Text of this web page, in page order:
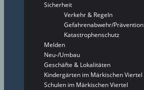
Sicherheit
Verkehr & Regeln
Gefahrenabwehr/Prävention
Katastrophenschutz
Melden
Neu-/Umbau
Geschäfte & Lokalitäten
Kindergärten im Märkischen Viertel
Schulen im Märkischen Viertel